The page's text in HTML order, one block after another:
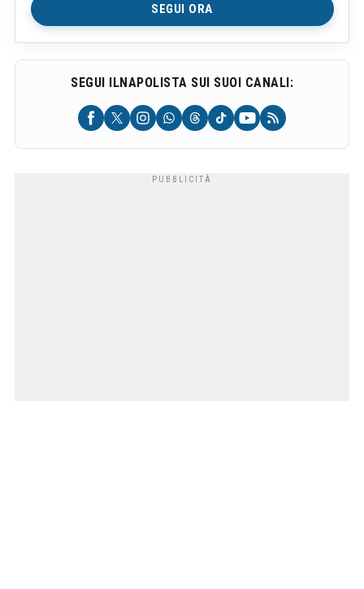
SEGUI ORA
SEGUI ILNAPOLISTA SUI SUOI CANALI: